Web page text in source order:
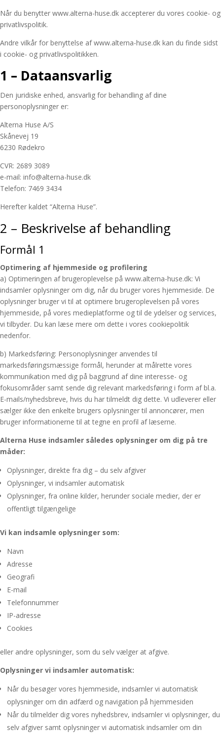
Når du benytter www.alterna-huse.dk accepterer du vores cookie- og
privatlivspolitik.
Andre vilkår for benyttelse af www.alterna-huse.dk kan du finde sidst
i cookie- og privatlivspolitikken.
1 – Dataansvarlig
Den juridiske enhed, ansvarlig for behandling af dine
personoplysninger er:
Alterna Huse A/S
Skånevej 19
6230 Rødekro
CVR: 2689 3089
e-mail: info@alterna-huse.dk
Telefon: 7469 3434
Herefter kaldet “Alterna Huse”.
2 – Beskrivelse af behandling
Formål 1
Optimering af hjemmeside og profilering
a) Optimeringen af brugeroplevelse på www.alterna-huse.dk: Vi
indsamler oplysninger om dig, når du bruger vores hjemmeside. De
oplysninger bruger vi til at optimere brugeroplevelsen på vores
hjemmeside, på vores medieplatforme og til de ydelser og services,
vi tilbyder. Du kan læse mere om dette i vores cookiepolitik
nedenfor.
b) Markedsføring: Personoplysninger anvendes til
markedsføringsmæssige formål, herunder at målrette vores
kommunikation med dig på baggrund af dine interesse- og
fokusområder samt sende dig relevant markedsføring i form af bl.a.
E-mails/nyhedsbreve, hvis du har tilmeldt dig dette. Vi udleverer eller
sælger ikke den enkelte brugers oplysninger til annoncører, men
bruger informationerne til at tegne en profil af læserne.
Alterna Huse indsamler således oplysninger om dig på tre
måder:
Oplysninger, direkte fra dig – du selv afgiver
Oplysninger, vi indsamler automatisk
Oplysninger, fra online kilder, herunder sociale medier, der er
offentligt tilgængelige
Vi kan indsamle oplysninger som:
Navn
Adresse
Geografi
E-mail
Telefonnummer
IP-adresse
Cookies
eller andre oplysninger, som du selv vælger at afgive.
Oplysninger vi indsamler automatisk:
Når du besøger vores hjemmeside, indsamler vi automatisk
oplysninger om din adfærd og navigation på hjemmesiden
Når du tilmelder dig vores nyhedsbrev, indsamler vi oplysninger, du
selv afgiver samt oplysninger vi automatisk indsamler om din